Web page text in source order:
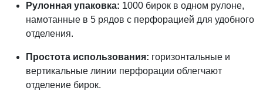
Рулонная упаковка: 1000 бирок в одном рулоне,
намотанные в 5 рядов с перфорацией для удобного
отделения.
Простота использования: горизонтальные и
вертикальные линии перфорации облегчают
отделение бирок.